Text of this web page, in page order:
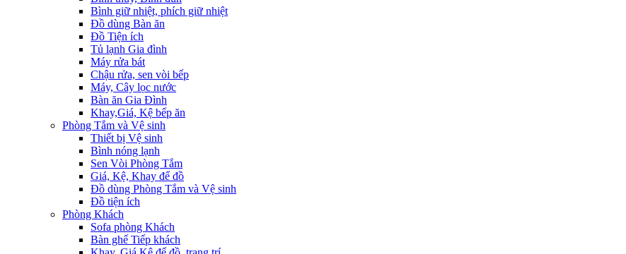
Bình giữ nhiệt, phích giữ nhiệt
Đồ dùng Bàn ăn
Đồ Tiện ích
Tủ lạnh Gia đình
Máy rửa bát
Chậu rửa, sen vòi bếp
Máy, Cây lọc nước
Bàn ăn Gia Đình
Khay,Giá, Kệ bếp ăn
Phòng Tắm và Vệ sinh
Thiết bị Vệ sinh
Bình nóng lạnh
Sen Vòi Phòng Tắm
Giá, Kệ, Khay để đồ
Đồ dùng Phòng Tắm và Vệ sinh
Đồ tiện ích
Phòng Khách
Sofa phòng Khách
Bàn ghế Tiếp khách